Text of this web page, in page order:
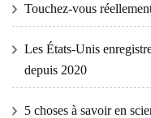
Touchez-vous
Les États-Unis
depuis 2020
5 choses à savoir en